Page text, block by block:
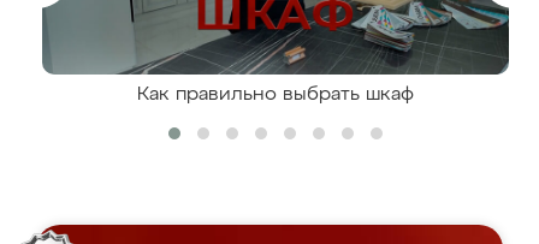
Как правильно выбрать шкаф